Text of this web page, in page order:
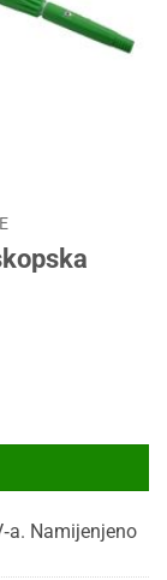
količina
Namijenjeno